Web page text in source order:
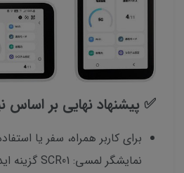
✅ پیشنهاد نهایی بر اساس
برای کاربر همراه، سفر یا
نمایشگر لمسی: SCR01 گزینه ایده‌آل است.